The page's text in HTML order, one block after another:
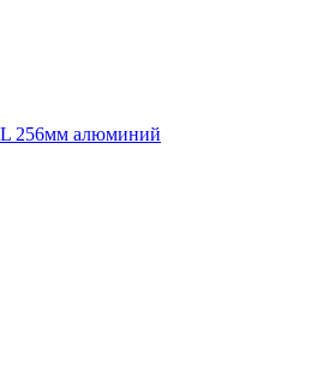
256мм алюминий